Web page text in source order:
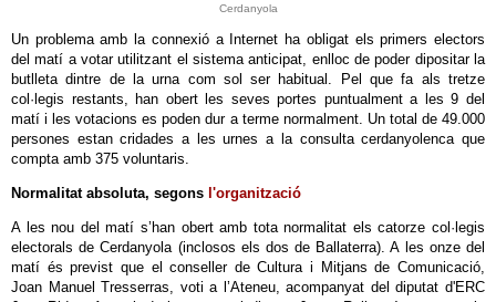
Cerdanyola
Un problema amb la connexió a Internet ha obligat els primers electors
del matí a votar utilitzant el sistema anticipat, enlloc de poder dipositar la
butlleta dintre de la urna com sol ser habitual. Pel que fa als tretze
col·legis restants, han obert les seves portes puntualment a les 9 del
matí i les votacions es poden dur a terme normalment. Un total de 49.000
persones estan cridades a les urnes a la consulta cerdanyolenca que
compta amb 375 voluntaris.
Normalitat absoluta, segons l'organització
A les nou del matí s’han obert amb tota normalitat els catorze col·legis
electorals de Cerdanyola (inclosos els dos de Ballaterra). A les onze del
matí és previst que el conseller de Cultura i Mitjans de Comunicació,
Joan Manuel Tresserras, voti a l’Ateneu, acompanyat del diputat d'ERC